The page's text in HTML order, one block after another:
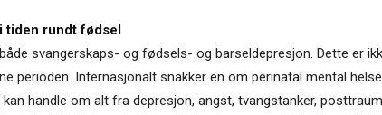
tiden rundt fødsel
svangerskaps- og fødsels- og barseldepresjon. Dette er
perioden. Internasjonalt snakker en om perinatal mental
kan handle om alt fra depresjon, angst, tvangstanker,